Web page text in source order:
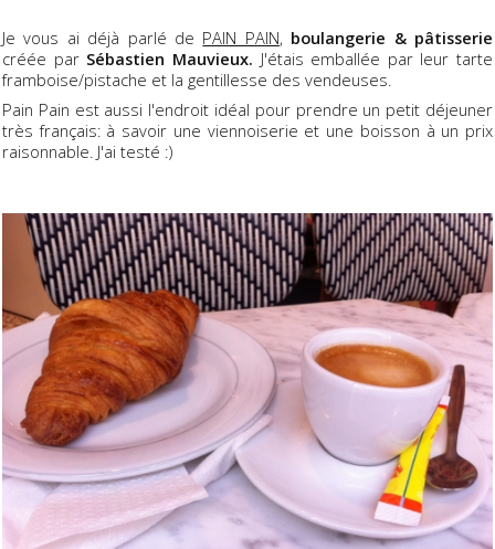
Je vous ai déjà parlé de PAIN PAIN, boulangerie & pâtisserie
créée par Sébastien Mauvieux. J'étais emballée par leur tarte
framboise/pistache et la gentillesse des vendeuses.
Pain Pain est aussi l'endroit idéal pour prendre un petit déjeuner
très français: à savoir une viennoiserie et une boisson à un prix
raisonnable. J'ai testé :)